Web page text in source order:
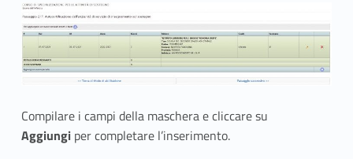
Compilare i campi della maschera e cliccare su
Aggiungi per completare l’inserimento.